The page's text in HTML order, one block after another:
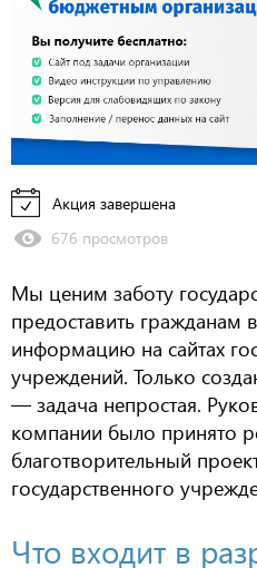
Акция завершена
676 просмотров
Мы ценим заботу
предоставить
информацию на сайтах
учреждений. Только
— задача непростая.
компании было принято
благотворительный
государственного
Что входит в